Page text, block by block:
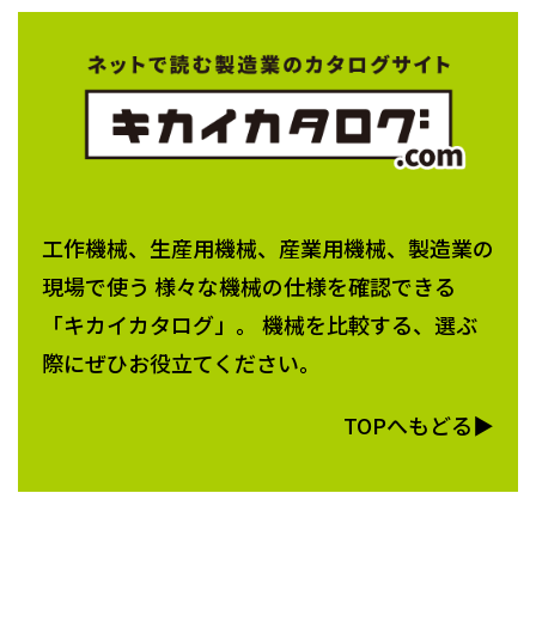
工作機械、生産用機械、産業用機械、製造業の
現場で使う 様々な機械の仕様を確認できる
「キカイカタログ」。 機械を比較する、選ぶ
際にぜひお役立てください。
TOPへもどる▶